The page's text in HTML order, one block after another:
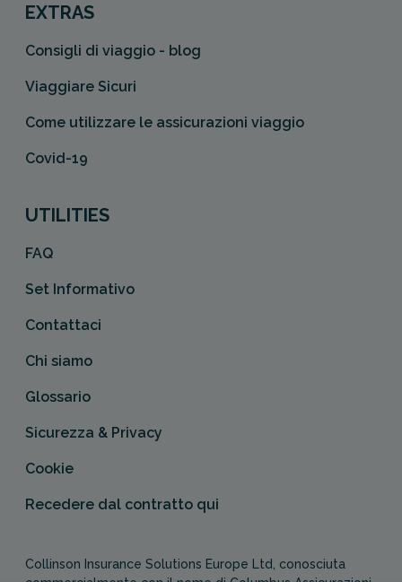
EXTRAS
Consigli di viaggio - blog
Viaggiare Sicuri
Come utilizzare le assicurazioni viaggio
Covid-19
UTILITIES
FAQ
Set Informativo
Contattaci
Chi siamo
Glossario
Sicurezza & Privacy
Cookie
Recedere dal contratto qui
Collinson Insurance Solutions Europe Ltd, conosciuta